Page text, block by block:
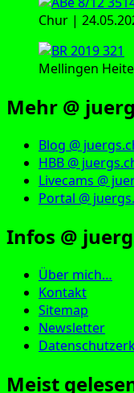
Chur |
Mellingen
Mehr @
Blog @
HBB @
Livecams @
Portal @
Infos @
Über mich…
Kontakt
Sitemap
Newsletter
Meist